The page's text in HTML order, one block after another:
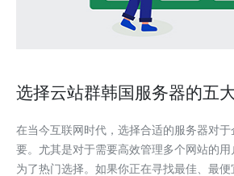
选择云站群韩国服务器的五
在当今互联网时代，选择合适的服务器对
要。尤其是对于需要高效管理多个网站的
为了热门选择。如果你正在寻找最佳、最便